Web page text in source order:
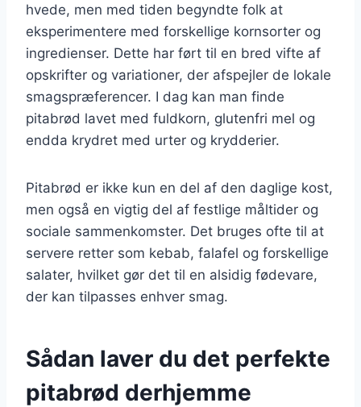
hvede, men med tiden begyndte folk at
eksperimentere med forskellige kornsorter og
ingredienser. Dette har ført til en bred vifte af
opskrifter og variationer, der afspejler de lokale
smagspræferencer. I dag kan man finde
pitabrød lavet med fuldkorn, glutenfri mel og
endda krydret med urter og krydderier.
Pitabrød er ikke kun en del af den daglige kost,
men også en vigtig del af festlige måltider og
sociale sammenkomster. Det bruges ofte til at
servere retter som kebab, falafel og forskellige
salater, hvilket gør det til en alsidig fødevare,
der kan tilpasses enhver smag.
Sådan laver du det perfekte
pitabrød derhjemme